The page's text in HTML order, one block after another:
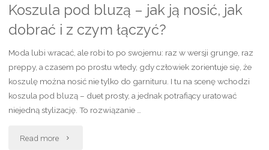
Koszula pod bluzą – jak ją nosić, jak
dobrać i z czym łączyć?
Moda lubi wracać, ale robi to po swojemu: raz w wersji grunge, raz
preppy, a czasem po prostu wtedy, gdy człowiek zorientuje się, że
koszulę można nosić nie tylko do garnituru. I tu na scenę wchodzi
koszula pod bluzą – duet prosty, a jednak potrafiący uratować
niejedną stylizację. To rozwiązanie …
Read more "Koszula